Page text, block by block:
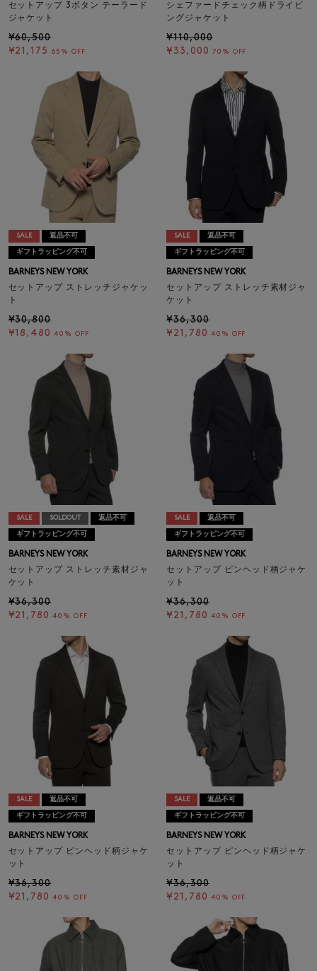
セットアップ 3ボタン テーラード
ジャケット
¥60,500
¥21,175
65% OFF
シェファードチェック柄ドライビ
ングジャケット
¥110,000
¥33,000
70% OFF
SALE 返品不可
ギフトラッピング不可
BARNEYS NEW YORK
セットアップ ストレッチジャケッ
ト
¥30,800
¥18,480 40% OFF
SALE 返品不可
ギフトラッピング不可
BARNEYS NEW YORK
セットアップ ストレッチ素材ジャ
ケット
¥36,300
¥21,780 40% OFF
SALE SOLDOUT 返品不可
ギフトラッピング不可
BARNEYS NEW YORK
セットアップ ストレッチ素材ジャ
ケット
¥36,300
¥21,780 40% OFF
SALE 返品不可
ギフトラッピング不可
BARNEYS NEW YORK
セットアップ ピンヘッド柄ジャケ
ット
¥36,300
¥21,780 40% OFF
SALE 返品不可
ギフトラッピング不可
BARNEYS NEW YORK
セットアップ ピンヘッド柄ジャケ
ット
¥36,300
¥21,780 40% OFF
SALE 返品不可
ギフトラッピング不可
BARNEYS NEW YORK
セットアップ ピンヘッド柄ジャケ
ット
¥36,300
¥21,780 40% OFF